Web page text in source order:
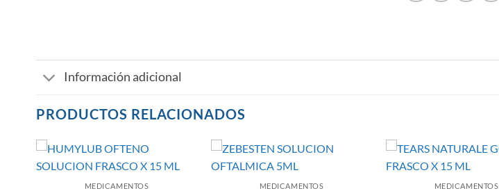
Información adicional
PRODUCTOS RELACIONADOS
MEDICAMENTOS MEDICAMENTOS MEDICAMENTOS